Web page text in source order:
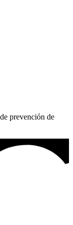
prevención de